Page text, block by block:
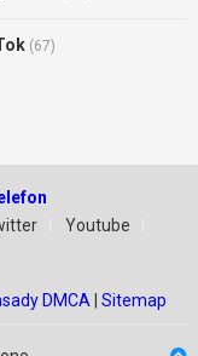
(67)
Youtube
DMCA |Sitemap